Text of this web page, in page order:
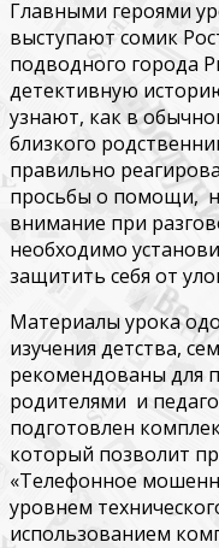
Главными героями
выступают сомик
подводного города
детективную
узнают, как в
близкого
правильно
просьбы о помощи,
внимание при
необходимо
защитить себя от
Материалы урока
изучения детства,
рекомендованы для
родителями и
подготовлен
который позволит
«Телефонное
уровнем
использованием